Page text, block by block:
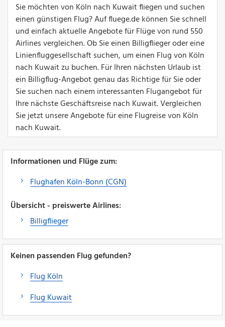
Sie möchten von Köln nach Kuwait fliegen und suchen
einen günstigen Flug? Auf fluege.de können Sie schnell
und einfach aktuelle Angebote für Flüge von rund 550
Airlines vergleichen. Ob Sie einen Billigflieger oder eine
Linienfluggesellschaft suchen, um einen Flug von Köln
nach Kuwait zu buchen. Für Ihren nächsten Urlaub ist
ein Billigflug-Angebot genau das Richtige für Sie oder
Sie suchen nach einem interessanten Flugangebot für
Ihre nächste Geschäftsreise nach Kuwait. Vergleichen
Sie jetzt unsere Angebote für eine Flugreise von Köln
nach Kuwait.
Informationen und Flüge zum:
Flughafen Köln-Bonn (CGN)
Übersicht - preiswerte Airlines:
Billigflieger
Keinen passenden Flug gefunden?
Flug Köln
Flug Kuwait